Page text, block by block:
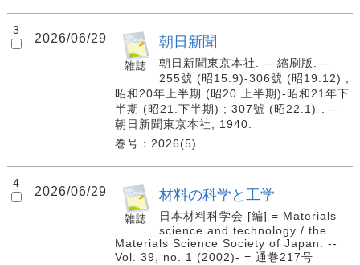
3
2026/06/29 朝日新聞
朝日新聞東京本社. -- 縮刷版. --
255號 (昭15.9)-306號 (昭19.12) ;
昭和20年上半期 (昭20.上半期)-昭和21年下
半期 (昭21.下半期) ; 307號 (昭22.1)-. --
朝日新聞東京本社, 1940.
巻号：2026(5)
4
2026/06/29 材料の科学と工学
日本材料科学会 [編] = Materials
science and technology / the
Materials Science Society of Japan. --
Vol. 39, no. 1 (2002)- = 通巻217号